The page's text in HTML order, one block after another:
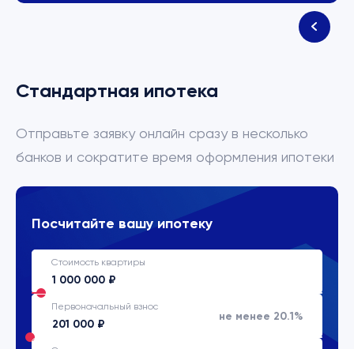
Стандартная ипотека
Отправьте заявку онлайн сразу в несколько
банков и сократите время оформления ипотеки
Посчитайте вашу ипотеку
Стоимость квартиры
Первоначальный взнос
не менее 20.1%